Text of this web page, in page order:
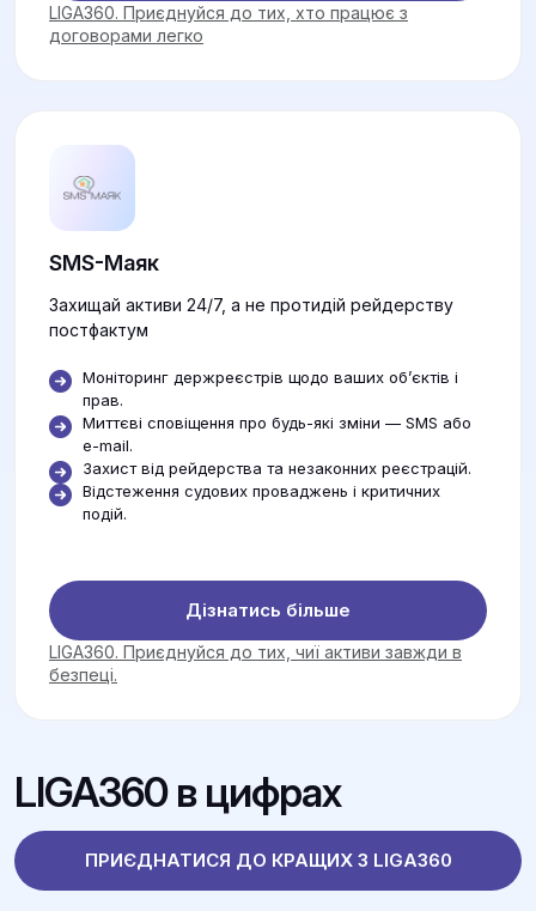
LIGA360. Приєднуйся до тих, хто працює з
договорами легко
SMS-Маяк
Захищай активи 24/7, а не протидій рейдерству
постфактум
Моніторинг держреєстрів щодо ваших об’єктів і
прав.
Миттєві сповіщення про будь-які зміни — SMS або
e-mail.
Захист від рейдерства та незаконних реєстрацій.
Відстеження судових проваджень і критичних
подій.
Дізнатись більше
LIGA360. Приєднуйся до тих, чиї активи завжди в
безпеці.
LIGA360 в цифрах
ПРИЄДНАТИСЯ ДО КРАЩИХ З LIGA360